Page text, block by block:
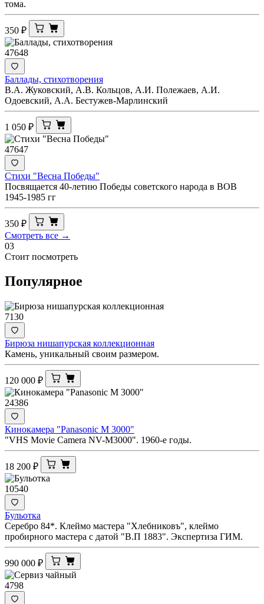
тома.
350 ₽
47648
Баллады, стихотворения
В.А. Жуковский, А.В. Кольцов, А.И. Полежаев, А.И.
Одоевский, А.А. Бестужев-Марлинский
1 050 ₽
47647
Стихи "Весна Победы"
Посвящается 40-летию Победы советского народа в ВОВ
1945-1985 гг
350 ₽
Смотреть все →
03
Стоит посмотреть
Популярное
7130
Бирюза нишапурская коллекционная
Камень, уникальный своим размером.
120 000 ₽
24386
Кинокамера "Panasonic M 3000"
"VHS Movie Camera NV-M3000". 1960-е годы.
18 200 ₽
10540
Бульотка
Серебро 84*. Клеймо мастера "Хлебниковъ", клеймо
пробирного мастера с датой "В.П 1883". Экспертиза ГИМ.
990 000 ₽
4798